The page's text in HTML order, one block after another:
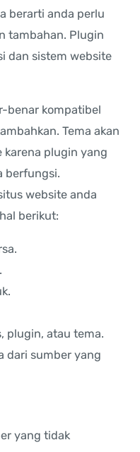
berarti anda perlu
tambahan. Plugin
dan sistem website
benar kompatibel
Tema akan
karena plugin yang
berfungsi.
website anda
berikut:
plugin, atau tema.
dari sumber yang
yang tidak